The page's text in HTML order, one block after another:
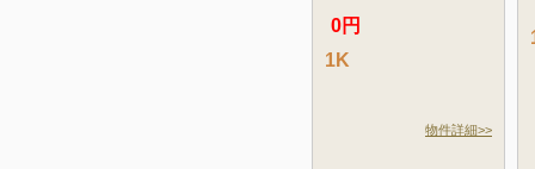
0円
1K
物件詳細>>